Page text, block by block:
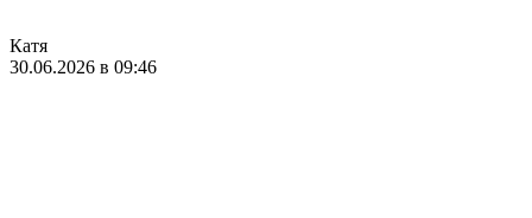
Катя
30.06.2026 в 09:46